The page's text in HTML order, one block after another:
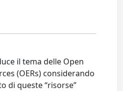
il tema delle Open
(OERs) considerando
di queste “risorse”